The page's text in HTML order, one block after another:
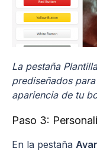
La pestaña
prediseñados
apariencia de tu
Paso 3:
En la pestaña